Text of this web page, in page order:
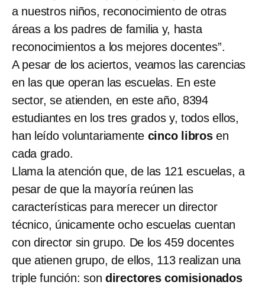
a nuestros niños, reconocimiento de otras
áreas a los padres de familia y, hasta
reconocimientos a los mejores docentes”.
A pesar de los aciertos, veamos las carencias
en las que operan las escuelas. En este
sector, se atienden, en este año, 8394
estudiantes en los tres grados y, todos ellos,
han leído voluntariamente cinco librosen
cada grado.
Llama la atención que, de las 121 escuelas, a
pesar de que la mayoría reúnen las
características para merecer un director
técnico, únicamente ocho escuelas cuentan
con director sin grupo. De los 459 docentes
que atienen grupo, de ellos, 113 realizan una
triple función: son directores comisionados